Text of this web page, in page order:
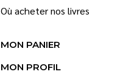
Où acheter nos livres
MON PANIER
MON PROFIL